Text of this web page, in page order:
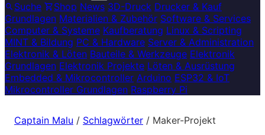
Suche
Shop News 3D-Druck Drucker & Kauf
Grundlagen Materialien & Zubehör Software & Services
Computer & Systeme Kaufberatung Linux & Scripting
MINT & Bildung PC & Hardware Server & Administration
Elektronik & Löten Bauteile & Werkzeuge Elektronik
Grundlagen Elektronik Projekte Löten & Ausrüstung
Embedded & Mikrocontroller Arduino ESP32 & IoT
Mikrocontroller Grundlagen Raspberry Pi
Captain Malu / Schlagwörter / Maker-Projekt